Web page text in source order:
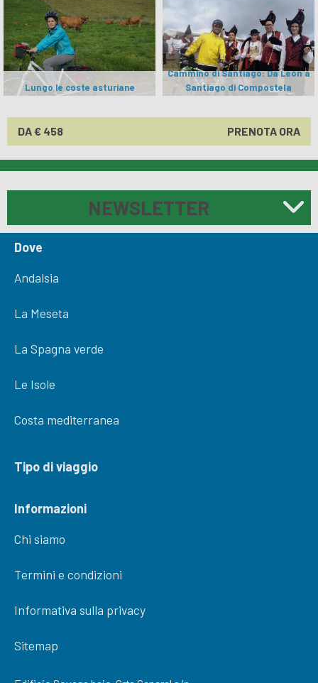
Lungo le coste asturiane
Cammino di Santiago: Da León a
Santiago di Compostela
DA € 458 PRENOTA ORA
NEWSLETTER
Dove
Andalsia
La Meseta
La Spagna verde
Le Isole
Costa mediterranea
Tipo di viaggio
Informazioni
Chi siamo
Termini e condizioni
Informativa sulla privacy
Sitemap